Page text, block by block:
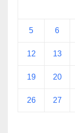
5 6
12 13
19 20
26 27